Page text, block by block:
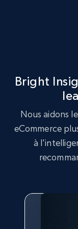
Google
URL, Product
Rating,
more.
Google
Bright
Nous aidons
eCommerce
à